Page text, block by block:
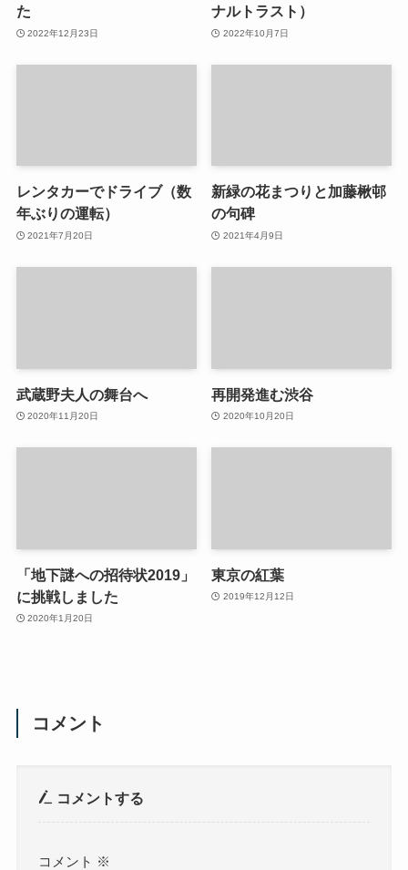
た
2022年12月23日
ナルトラスト）
2022年10月7日
レンタカーでドライブ（数
年ぶりの運転）
2021年7月20日
新緑の花まつりと加藤楸邨
の句碑
2021年4月9日
武蔵野夫人の舞台へ
2020年11月20日
再開発進む渋谷
2020年10月20日
「地下謎への招待状2019」
に挑戦しました
2020年1月20日
東京の紅葉
2019年12月12日
コメント
コメントする
コメント ※